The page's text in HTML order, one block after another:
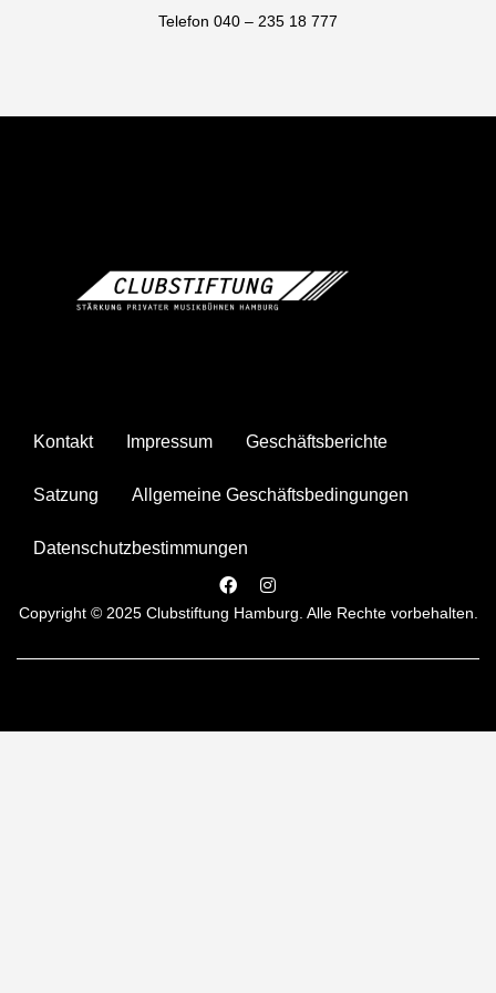
Telefon 040 – 235 18 777
Kontakt Impressum Geschäftsberichte
Satzung Allgemeine Geschäftsbedingungen
Datenschutzbestimmungen
Copyright © 2025 Clubstiftung Hamburg. Alle Rechte vorbehalten.